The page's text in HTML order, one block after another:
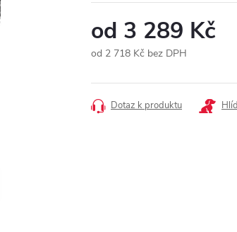
od 3 289 Kč
od 2 718 Kč bez DPH
cena:
Dotaz k produktu